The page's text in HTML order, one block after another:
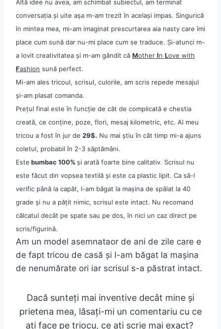
Altă idee nu avea, am schimbat subiectul, am terminat
conversația și uite așa m-am trezit în același impas. Singurică
în mintea mea, mi-am imaginat prescurtarea aia nasty care îmi
place cum sună dar nu-mi place cum se traduce. Și-atunci m-
a lovit creativitatea și m-am gândit că Mother In Love with
Fashion sună perfect.
Mi-am ales tricoul, scrisul, culorile, am scris repede mesajul
și-am plasat comanda.
Prețul final este în funcție de cât de complicată e chestia
creată, ce conține, poze, flori, mesaj kilometric, etc. Al meu
tricou a fost în jur de 29$. Nu mai știu în cât timp mi-a ajuns
coletul, probabil în 2-3 săptămâni.
Este bumbac 100% și arată foarte bine calitativ. Scrisul nu
este făcut din vopsea textilă și este ca plastic lipit. Ca să-l
verific până la capăt, l-am băgat la mașina de spălat la 40
grade și nu a pățit nimic, scrisul este intact. Nu recomand
călcatul decât pe spate sau pe dos, în nici un caz direct pe
scris/figurină.
Am un model asemnataor de ani de zile care e
de fapt tricou de casă și l-am băgat la mașina
de nenumărate ori iar scrisul s-a păstrat intact.
Dacă sunteți mai inventive decât mine și
prietena mea, lăsați-mi un comentariu cu ce
ați face pe triocu, ce ați scrie mai exact?